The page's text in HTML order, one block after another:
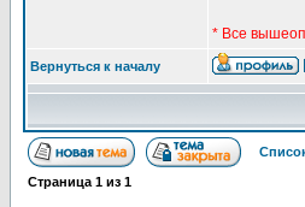
* Все
Вернуться к началу
Страница 1 из 1